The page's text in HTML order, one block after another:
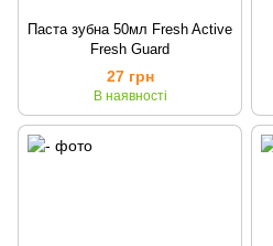
Паста зубна 50мл Fresh Active
Fresh Guard
27 грн
В наявності